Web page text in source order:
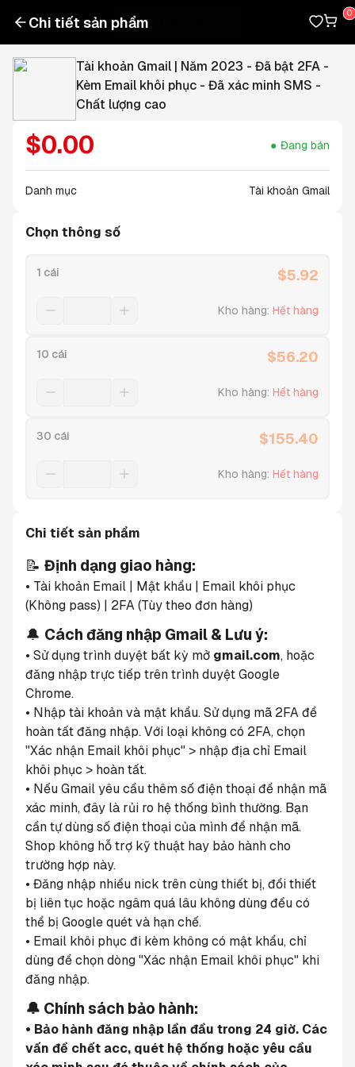
Chi tiết sản phẩm
Tài khoản Gmail | Năm 2023 - Đã bật 2FA -
Kèm Email khôi phục - Đã xác minh SMS -
Chất lượng cao
$0.00 Đang bán
Danh mục Tài khoản Gmail
Chọn thông số
1 cái $5.92
Kho hàng: Hết hàng
10 cái $56.20
Kho hàng: Hết hàng
30 cái $155.40
Kho hàng: Hết hàng
Chi tiết sản phẩm
📝 Định dạng giao hàng:
• Tài khoản Email | Mật khẩu | Email khôi phục
(Không pass) | 2FA (Tùy theo đơn hàng)
🔔 Cách đăng nhập Gmail & Lưu ý:
• Sử dụng trình duyệt bất kỳ mở gmail.com, hoặc
đăng nhập trực tiếp trên trình duyệt Google
Chrome.
• Nhập tài khoản và mật khẩu. Sử dụng mã 2FA để
hoàn tất đăng nhập. Với loại không có 2FA, chọn
"Xác nhận Email khôi phục" > nhập địa chỉ Email
khôi phục > hoàn tất.
• Nếu Gmail yêu cầu thêm số điện thoại để nhận mã
xác minh, đây là rủi ro hệ thống bình thường. Bạn
cần tự dùng số điện thoại của mình để nhận mã.
Shop không hỗ trợ kỹ thuật hay bảo hành cho
trường hợp này.
• Đăng nhập nhiều nick trên cùng thiết bị, đổi thiết
bị liên tục hoặc ngâm quá lâu không dùng đều có
thể bị Google quét và hạn chế.
• Email khôi phục đi kèm không có mật khẩu, chỉ
dùng để chọn dòng "Xác nhận Email khôi phục" khi
đăng nhập.
🔔 Chính sách bảo hành:
• Bảo hành đăng nhập lần đầu trong 24 giờ. Các
vấn đề chết acc, quét hệ thống hoặc yêu cầu